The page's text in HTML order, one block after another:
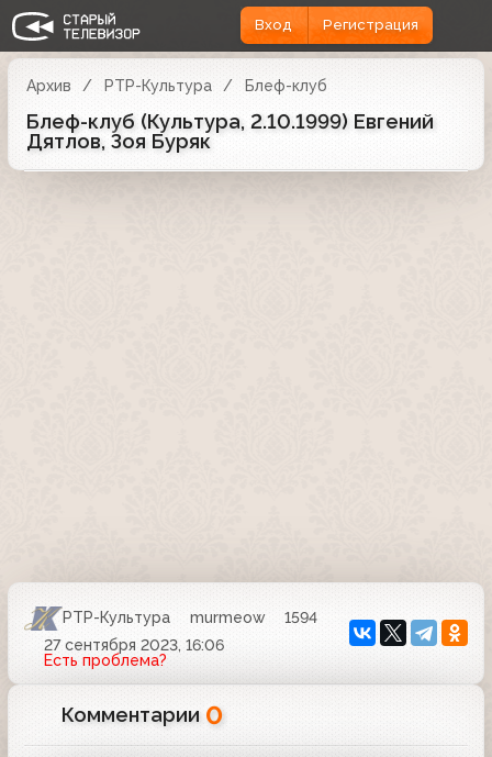
Вход Регистрация
Архив РТР-Культура Блеф-клуб
Блеф-клуб (Культура, 2.10.1999) Евгений
Дятлов, Зоя Буряк
РТР-Культура murmeow
1594
27 сентября 2023, 16:06
Есть проблема?
Комментарии 0